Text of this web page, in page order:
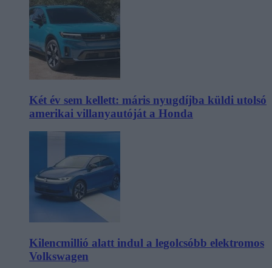
Két év sem kellett: máris nyugdíjba küldi utolsó
amerikai villanyautóját a Honda
Kilencmillió alatt indul a legolcsóbb elektromos
Volkswagen